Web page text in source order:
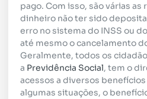
pago. Com isso, são várias as
dinheiro não ter sido
erro no sistema do INSS ou
até mesmo o cancelamento
Geralmente, todos os
a Previdência Social, tem o
acessos a diversos
algumas situações, o